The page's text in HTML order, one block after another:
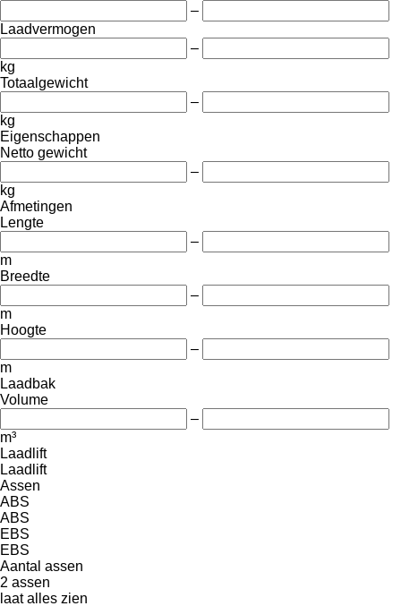
–
Laadvermogen
–
kg
Totaalgewicht
–
kg
Eigenschappen
Netto gewicht
–
kg
Afmetingen
Lengte
–
m
Breedte
–
m
Hoogte
–
m
Laadbak
Volume
–
m³
Laadlift
Laadlift
Assen
ABS
ABS
EBS
EBS
Aantal assen
2 assen
laat alles zien